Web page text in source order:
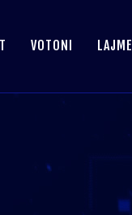
VOTONI LAJME